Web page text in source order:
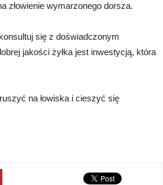
złowienie wymarzonego dorsza.
się z doświadczonym
jakości żyłka jest inwestycją, która
na łowiska i cieszyć się